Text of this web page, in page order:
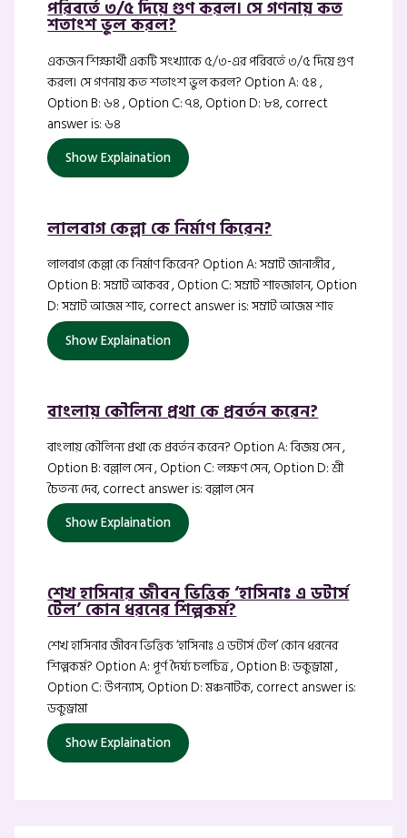
পরিবর্তে ৩/৫ দিয়ে গুণ করল। সে গণনায় কত
শতাংশ ভুল করল?
একজন শিক্ষার্থী একটি সংখ্যাকে ৫/৩-এর পরিবর্তে ৩/৫ দিয়ে গুণ
করল। সে গণনায় কত শতাংশ ভুল করল? Option A: ৫৪ ,
Option B: ৬৪ , Option C: ৭৪, Option D: ৮৪, correct
answer is: ৬৪
Show Explaination
লালবাগ কেল্লা কে নির্মাণ কিরেন?
লালবাগ কেল্লা কে নির্মাণ কিরেন? Option A: সম্রাট জানাঙ্গীর ,
Option B: সম্রাট আকবর , Option C: সম্রাট শাহজাহান, Option
D: সম্রাট আজম শাহ, correct answer is: সম্রাট আজম শাহ
Show Explaination
বাংলায় কৌলিন্য প্রথা কে প্রবর্তন করেন?
বাংলায় কৌলিন্য প্রথা কে প্রবর্তন করেন? Option A: বিজয় সেন ,
Option B: বল্লাল সেন , Option C: লক্ষণ সেন, Option D: শ্রী
চৈতন্য দেব, correct answer is: বল্লাল সেন
Show Explaination
শেখ হাসিনার জীবন ভিত্তিক ‘হাসিনাঃ এ ডটার্স
টেল’ কোন ধরনের শিল্পকর্ম?
শেখ হাসিনার জীবন ভিত্তিক ‘হাসিনাঃ এ ডটার্স টেল’ কোন ধরনের
শিল্পকর্ম? Option A: পূর্ণ দৈর্ঘ্য চলচিত্র , Option B: ডকুড্রামা ,
Option C: উপন্যাস, Option D: মঞ্চনাটক, correct answer is:
ডকুড্রামা
Show Explaination